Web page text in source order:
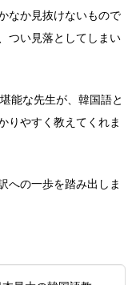
なか見抜けないもので
つい見落としてしまい
能な先生が、韓国語と
りやすく教えてくれま
への一歩を踏み出しま